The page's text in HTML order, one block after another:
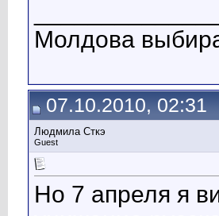
Молдова
07.10.2010, 02:31
Людмила Сткэ
Guest
Но 7 апреля я